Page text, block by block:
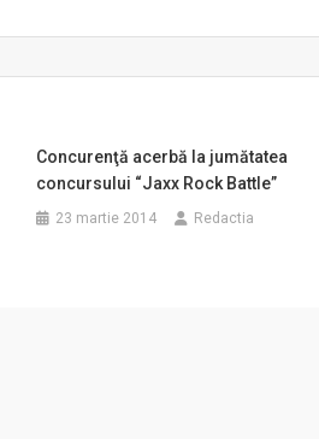
Concurenţă acerbă la jumătatea
concursului “Jaxx Rock Battle”
23 martie 2014 Redactia